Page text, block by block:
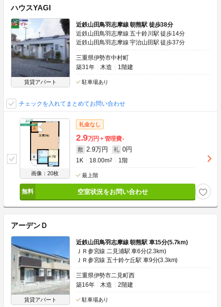
ハウスYAGI
賃貸アパート
近鉄山田鳥羽志摩線 朝熊駅 徒歩38分
近鉄山田鳥羽志摩線 五十鈴川駅 徒歩14分
近鉄山田鳥羽志摩線 宇治山田駅 徒歩37分
三重県伊勢市中村町
築31年
木造 1階建
駐車場あり
チェックを入れてまとめてお問い合わせ
画像：20枚
礼金なし
2.9万円 管理費-
敷 2.9万円 礼 0円
1K 18.00m2 1階
最上階
空室状況をお問い合わせ
アーデンＤ
賃貸アパート
近鉄山田鳥羽志摩線 朝熊駅 車15分(5.7km)
ＪＲ参宮線 二見浦駅 車6分(2.3km)
ＪＲ参宮線 五十鈴ケ丘駅 車9分(3.3km)
三重県伊勢市二見町西
築16年
木造 2階建
駐車場あり